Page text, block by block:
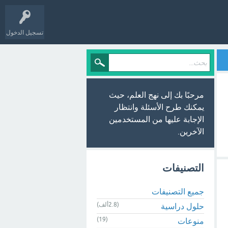
تسجيل الدخول
مرحبًا بك إلى نهج العلم، حيث
يمكنك طرح الأسئلة وانتظار
الإجابة عليها من المستخدمين
الآخرين.
التصنيفات
جميع التصنيفات
حلول دراسية
(2.8ألف)
منوعات (19)